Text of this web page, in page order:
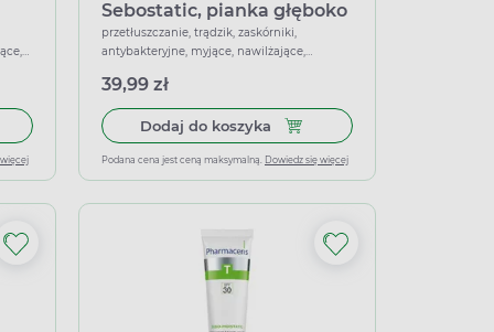
miękkich
do koszyka Pharmaceris T Puri-Sebotonique, tonik
Sebostatic, pianka głęboko
oczyszczająca, 150 ml
przetłuszczanie, trądzik, zaskórniki,
antybakteryjne, myjące, nawilżające,
39,99 zł
Dodaj do koszyka Dodaj do koszyka
Podana cena jest ceną maksymalną. Dowiedz się więcej